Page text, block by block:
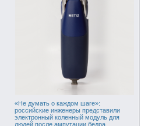
«Не думать о каждом шаге»:
российские инженеры представили
электронный коленный модуль для
людей после ампутации бедра